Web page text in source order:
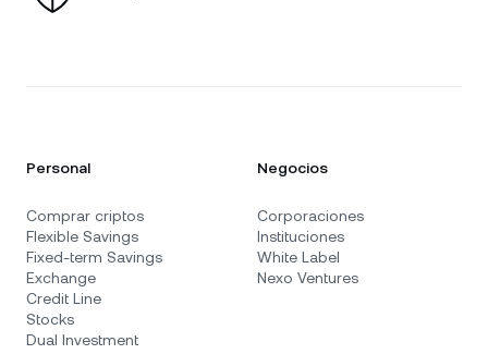
Personal
Comprar criptos
Flexible Savings
Fixed-term Savings
Exchange
Credit Line
Stocks
Dual Investment
Negocios
Corporaciones
Instituciones
White Label
Nexo Ventures